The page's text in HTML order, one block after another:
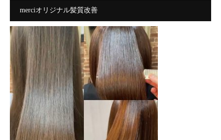
merciオリジナル髪質改善